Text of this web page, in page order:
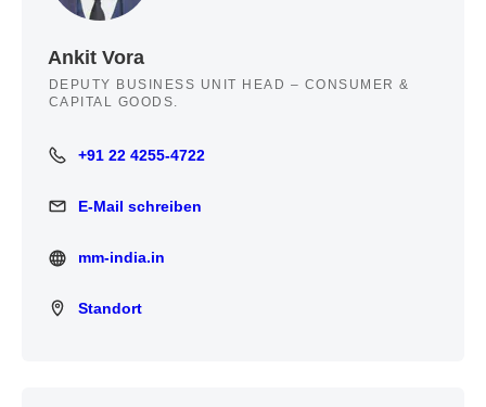
Ankit Vora
DEPUTY BUSINESS UNIT HEAD – CONSUMER &
CAPITAL GOODS.
+91 22 4255-4722
+91 22 4255-4722
E-Mail schreiben
E-Mail schreiben
mm-india.in
mm-india.in
Standort
Standort